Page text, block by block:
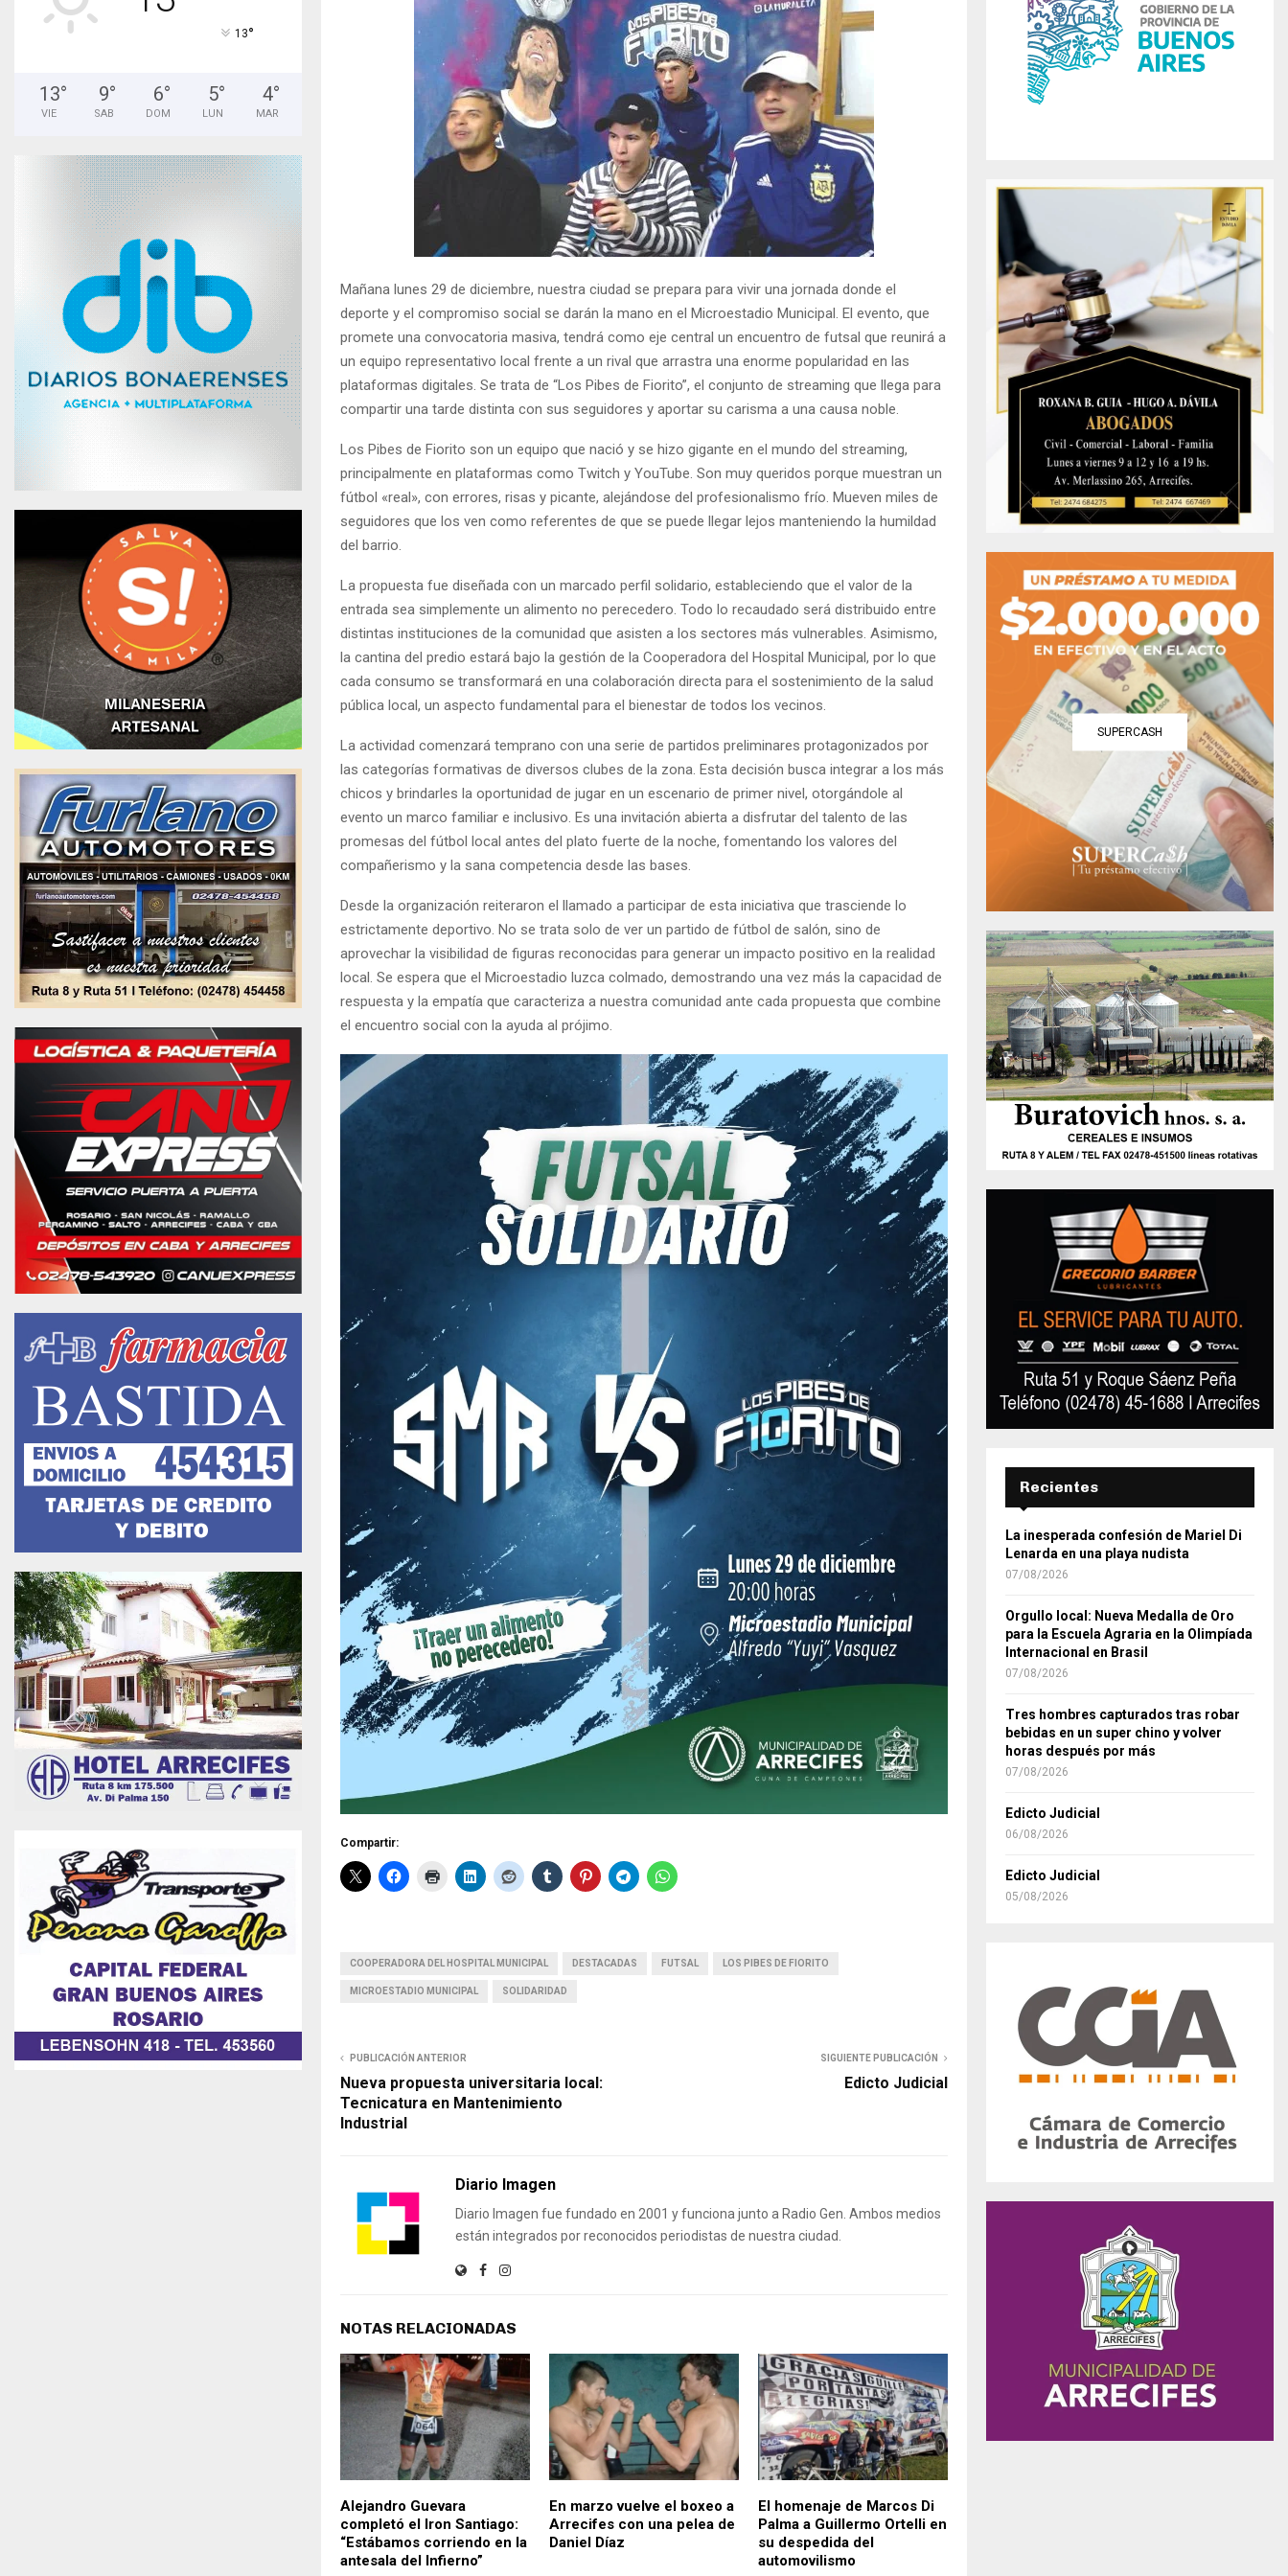
Mañana lunes 29 de diciembre, nuestra ciudad se prepara para vivir una jornada donde el
deporte y el compromiso social se darán la mano en el Microestadio Municipal. El evento, que
promete una convocatoria masiva, tendrá como eje central un encuentro de futsal que reunirá a
un equipo representativo local frente a un rival que arrastra una enorme popularidad en las
plataformas digitales. Se trata de “Los Pibes de Fiorito”, el conjunto de streaming que llega para
compartir una tarde distinta con sus seguidores y aportar su carisma a una causa noble.
Los Pibes de Fiorito son un equipo que nació y se hizo gigante en el mundo del streaming,
principalmente en plataformas como Twitch y YouTube. Son muy queridos porque muestran un
fútbol «real», con errores, risas y picante, alejándose del profesionalismo frío. Mueven miles de
seguidores que los ven como referentes de que se puede llegar lejos manteniendo la humildad
del barrio.
La propuesta fue diseñada con un marcado perfil solidario, estableciendo que el valor de la
entrada sea simplemente un alimento no perecedero. Todo lo recaudado será distribuido entre
distintas instituciones de la comunidad que asisten a los sectores más vulnerables. Asimismo,
la cantina del predio estará bajo la gestión de la Cooperadora del Hospital Municipal, por lo que
cada consumo se transformará en una colaboración directa para el sostenimiento de la salud
pública local, un aspecto fundamental para el bienestar de todos los vecinos.
La actividad comenzará temprano con una serie de partidos preliminares protagonizados por
las categorías formativas de diversos clubes de la zona. Esta decisión busca integrar a los más
chicos y brindarles la oportunidad de jugar en un escenario de primer nivel, otorgándole al
evento un marco familiar e inclusivo. Es una invitación abierta a disfrutar del talento de las
promesas del fútbol local antes del plato fuerte de la noche, fomentando los valores del
compañerismo y la sana competencia desde las bases.
Desde la organización reiteraron el llamado a participar de esta iniciativa que trasciende lo
estrictamente deportivo. No se trata solo de ver un partido de fútbol de salón, sino de
aprovechar la visibilidad de figuras reconocidas para generar un impacto positivo en la realidad
local. Se espera que el Microestadio luzca colmado, demostrando una vez más la capacidad de
respuesta y la empatía que caracteriza a nuestra comunidad ante cada propuesta que combine
el encuentro social con la ayuda al prójimo.
Compartir:
COOPERADORA DEL HOSPITAL MUNICIPAL DESTACADAS FUTSAL LOS PIBES DE FIORITO
MICROESTADIO MUNICIPAL SOLIDARIDAD
PUBLICACIÓN ANTERIOR
Nueva propuesta universitaria local:
Tecnicatura en Mantenimiento
Industrial
SIGUIENTE PUBLICACIÓN
Edicto Judicial
Diario Imagen
Diario Imagen fue fundado en 2001 y funciona junto a Radio Gen. Ambos medios
están integrados por reconocidos periodistas de nuestra ciudad.
NOTAS RELACIONADAS
Alejandro Guevara
completó el Iron Santiago:
“Estábamos corriendo en la
antesala del Infierno”
En marzo vuelve el boxeo a
Arrecifes con una pelea de
Daniel Díaz
El homenaje de Marcos Di
Palma a Guillermo Ortelli en
su despedida del
automovilismo
13°
13°
VIE
9°
SAB
6°
DOM
5°
LUN
4°
MAR
R
C
SUPERCASH
Recientes
La inesperada confesión de Mariel Di
Lenarda en una playa nudista
07/08/2026
Orgullo local: Nueva Medalla de Oro
para la Escuela Agraria en la Olimpíada
Internacional en Brasil
07/08/2026
Tres hombres capturados tras robar
bebidas en un super chino y volver
horas después por más
07/08/2026
Edicto Judicial
06/08/2026
Edicto Judicial
05/08/2026